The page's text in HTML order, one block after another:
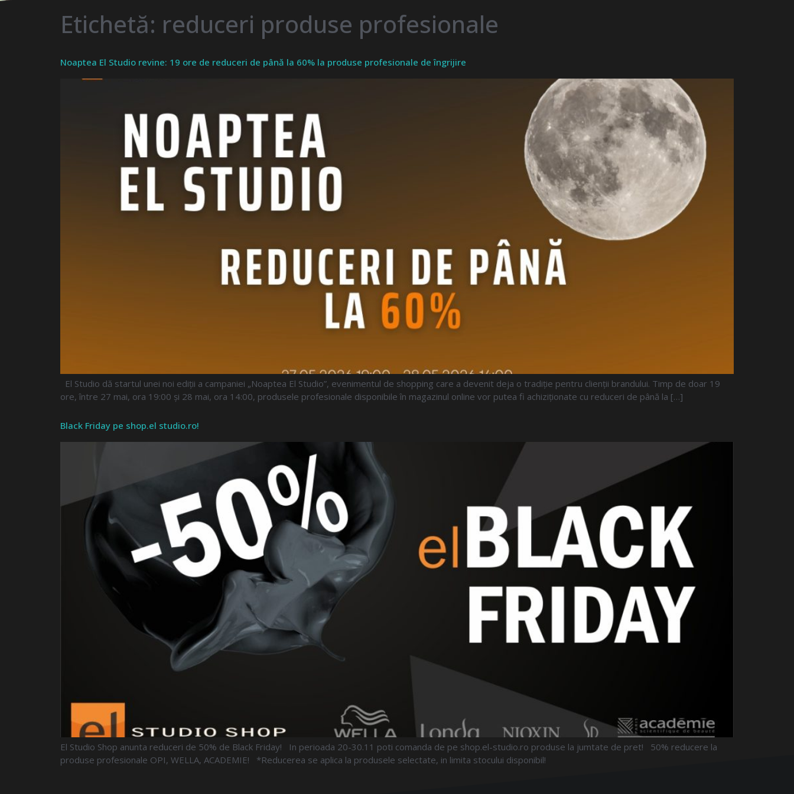
Etichetă: reduceri produse profesionale
Noaptea El Studio revine: 19 ore de reduceri de până la 60% la produse profesionale de îngrijire
El Studio dă startul unei noi ediții a campaniei „Noaptea El Studio”, evenimentul de shopping care a devenit deja o tradiție pentru clienții brandului. Timp de doar 19
ore, între 27 mai, ora 19:00 și 28 mai, ora 14:00, produsele profesionale disponibile în magazinul online vor putea fi achiziționate cu reduceri de până la […]
Black Friday pe shop.el studio.ro!
El Studio Shop anunta reduceri de 50% de Black Friday! In perioada 20-30.11 poti comanda de pe shop.el-studio.ro produse la jumtate de pret! 50% reducere la
produse profesionale OPI, WELLA, ACADEMIE! *Reducerea se aplica la produsele selectate, in limita stocului disponibil!